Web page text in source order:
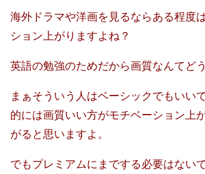
海外ドラマや洋画を見るならある程度
ション上がりますよね？
英語の勉強のためだから画質なんてど
まぁそういう人はベーシックでもいい
的には画質いい方がモチベーション上
がると思いますよ。
でもプレミアムにまでする必要はない